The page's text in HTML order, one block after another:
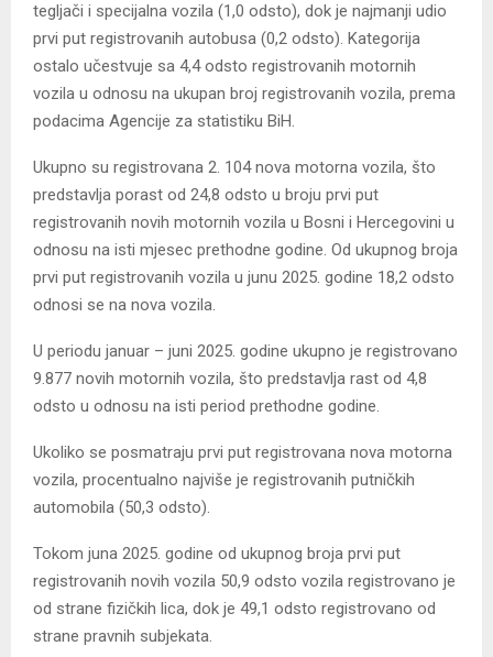
tegljači i specijalna vozila (1,0 odsto), dok je najmanji udio
prvi put registrovanih autobusa (0,2 odsto). Kategorija
ostalo učestvuje sa 4,4 odsto registrovanih motornih
vozila u odnosu na ukupan broj registrovanih vozila, prema
podacima Agencije za statistiku BiH.
Ukupno su registrovana 2. 104 nova motorna vozila, što
predstavlja porast od 24,8 odsto u broju prvi put
registrovanih novih motornih vozila u Bosni i Hercegovini u
odnosu na isti mjesec prethodne godine. Od ukupnog broja
prvi put registrovanih vozila u junu 2025. godine 18,2 odsto
odnosi se na nova vozila.
U periodu januar – juni 2025. godine ukupno je registrovano
9.877 novih motornih vozila, što predstavlja rast od 4,8
odsto u odnosu na isti period prethodne godine.
Ukoliko se posmatraju prvi put registrovana nova motorna
vozila, procentualno najviše je registrovanih putničkih
automobila (50,3 odsto).
Tokom juna 2025. godine od ukupnog broja prvi put
registrovanih novih vozila 50,9 odsto vozila registrovano je
od strane fizičkih lica, dok je 49,1 odsto registrovano od
strane pravnih subjekata.